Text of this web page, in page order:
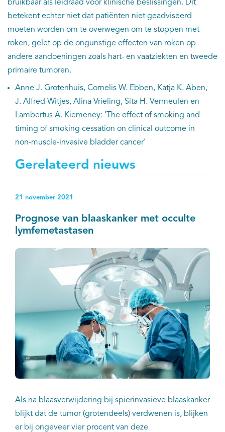
bruikbaar als leidraad voor klinische beslissingen. Dit
betekent echter niet dat patiënten niet geadviseerd
moeten worden om te overwegen om te stoppen met
roken, gelet op de ongunstige effecten van roken op
andere aandoeningen zoals hart- en vaatziekten en tweede
primaire tumoren.
Anne J. Grotenhuis, Cornelis W. Ebben, Katja K. Aben,
J. Alfred Witjes, Alina Vrieling, Sita H. Vermeulen en
Lambertus A. Kiemeney: ‘The effect of smoking and
timing of smoking cessation on clinical outcome in
non-muscle-invasive bladder cancer'
Gerelateerd nieuws
21 november 2021
Prognose van blaaskanker met occulte
lymfemetastasen
Als na blaasverwijdering bij spierinvasieve blaaskanker
blijkt dat de tumor (grotendeels) verdwenen is, blijken
er bij ongeveer vier procent van deze